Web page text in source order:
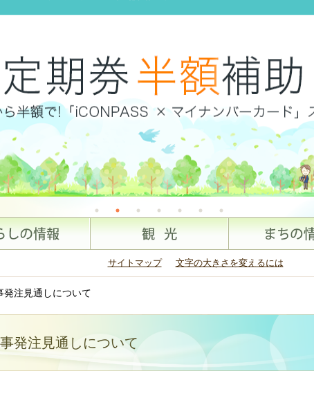
サイトマップ 文字の大きさを変えるには
発注見通しについて
発注見通しについて